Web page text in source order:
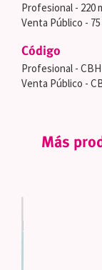
Profesional - 220
Venta Público -
Código
Profesional -
Venta Público -
Más